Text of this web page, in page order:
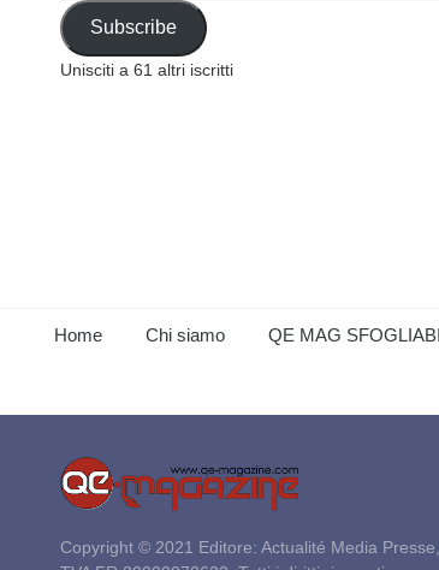
Address
Subscribe
Unisciti a 61 altri iscritti
Home Chi siamo QE MAG
Copyright © 2021 Editore: Actualité Media